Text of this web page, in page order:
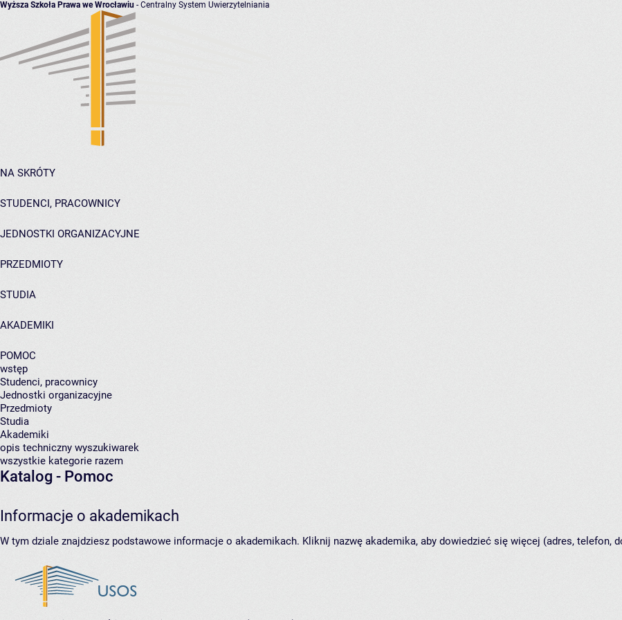
Wyższa Szkoła Prawa we Wrocławiu - Centralny System Uwierzytelniania
NA SKRÓTY
STUDENCI, PRACOWNICY
JEDNOSTKI ORGANIZACYJNE
PRZEDMIOTY
STUDIA
AKADEMIKI
POMOC
wstęp
Studenci, pracownicy
Jednostki organizacyjne
Przedmioty
Studia
Akademiki
opis techniczny wyszukiwarek
wszystkie kategorie razem
Katalog - Pomoc
Informacje o akademikach
W tym dziale znajdziesz podstawowe informacje o akademikach. Kliknij nazwę akademika, aby dowiedzieć się więcej (adres, telefon,